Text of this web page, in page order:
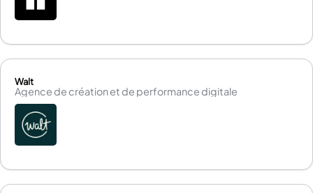
Walt
Agence de création et de performance digitale